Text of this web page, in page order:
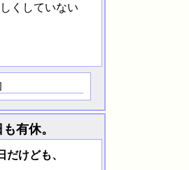
くしていない
有休。
だけども、